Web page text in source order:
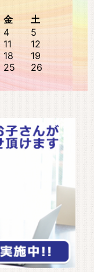
金
土
4
5
11
12
18
19
25
26